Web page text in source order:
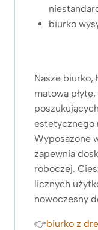
biurko
Nasze biurko,
matową
estetycznego
Wyposażone
zapewnia
roboczej.
licznych
nowoczesny
👉biurko z